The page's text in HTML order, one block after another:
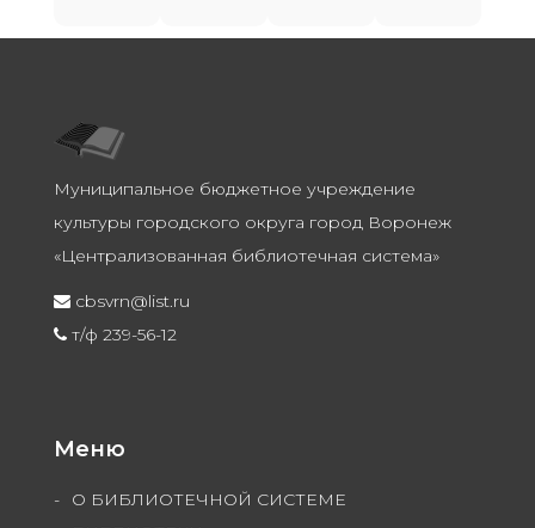
Муниципальное бюджетное учреждение
культуры городского округа город Воронеж
«Централизованная библиотечная система»
cbsvrn@list.ru
т/ф 239-56-12
Меню
О БИБЛИОТЕЧНОЙ СИСТЕМЕ